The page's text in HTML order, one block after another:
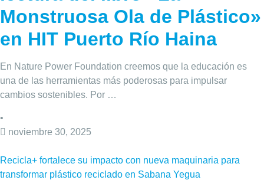
Monstruosa Ola de Plástico»
en HIT Puerto Río Haina
En Nature Power Foundation creemos que la educación es
una de las herramientas más poderosas para impulsar
cambios sostenibles. Por …
•
noviembre 30, 2025
Recicla+ fortalece su impacto con nueva maquinaria para
transformar plástico reciclado en Sabana Yegua